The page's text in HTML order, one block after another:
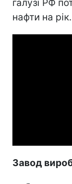
галузі РФ
нафти на рік.
Завод